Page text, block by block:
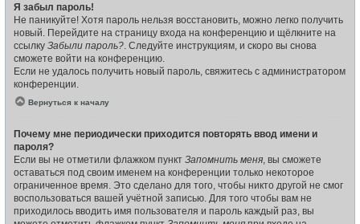
Я забыл пароль!
Не паникуйте! Хотя пароль нельзя восстановить, можно легко получить
новый. Перейдите на страницу входа на конференцию и щёлкните на
ссылку Забыли пароль? . Следуйте инструкциям, и скоро вы снова
сможете войти на конференцию.
Если не удалось получить новый пароль, свяжитесь с администратором
конференции.
Вернуться к началу
Почему мне периодически приходится повторять ввод имени и
пароля?
Если вы не отметили флажком пункт Запомнить меня , вы сможете
оставаться под своим именем на конференции только некоторое
ограниченное время. Это сделано для того, чтобы никто другой не смог
воспользоваться вашей учётной записью. Для того чтобы вам не
приходилось вводить имя пользователя и пароль каждый раз, вы